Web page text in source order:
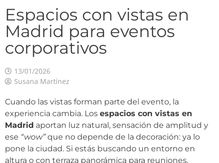
Espacios con vistas en
Madrid para eventos
corporativos
13/01/2026
Susana Martínez
Cuando las vistas forman parte del evento, la
experiencia cambia. Los espacios con vistas en
Madrid aportan luz natural, sensación de amplitud y
ese “wow”que no depende de la decoración: ya lo
pone la ciudad. Si estás buscando un entorno en
altura o con terraza panorámica para reuniones,